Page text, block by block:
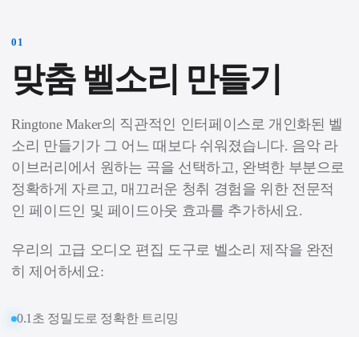
0 1
맞춤 벨소리 만들기
Ringtone Maker의 직관적인 인터페이스로 개인화된 벨
소리 만들기가 그 어느 때보다 쉬워졌습니다. 음악 라
이브러리에서 원하는 곡을 선택하고, 완벽한 부분으로
정확하게 자르고, 매끄러운 청취 경험을 위한 전문적
인 페이드인 및 페이드아웃 효과를 추가하세요.
우리의 고급 오디오 편집 도구로 벨소리 제작을 완전
히 제어하세요:
0.1초 정밀도로 정확한 트리밍